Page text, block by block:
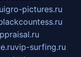
igro-pictures.ru
vip-surfing.ru